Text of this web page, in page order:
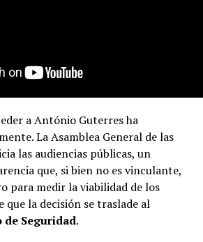
a António Guterres ha
La Asamblea General de las
las audiencias públicas, un
que, si bien no es vinculante,
para medir la viabilidad de los
que la decisión se traslade al
de Seguridad.